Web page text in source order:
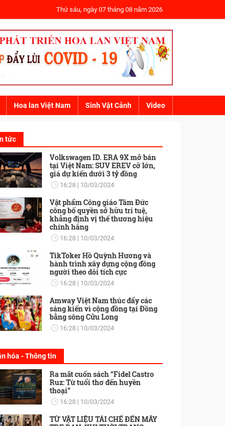
Thứ sáu, ngày 07 tháng 08 năm 2026
Hoa lan Việt Nam Sinh Vật Cảnh Video
tức
Volkswagen ID. ERA 9X mở bán
tại Việt Nam: SUV EREV cỡ lớn,
giá dự kiến dưới 3 tỷ đồng
16:28 10/03/2024
Vật phẩm Công giáo Tâm Đức
công bố quyền sở hữu trí tuệ,
khẳng định vị thế thương hiệu
chính hãng
16:28 10/03/2024
TikToker Hồ Quỳnh Hương và
hành trình xây dựng cộng đồng
người theo dõi tích cực
16:28 10/03/2024
Amway Việt Nam thúc đẩy các
sáng kiến vì cộng đồng tại Đồng
bằng sông Cửu Long
16:28 10/03/2024
hóa - Thông tin
Ra mắt cuốn sách “Fidel Castro
Ruz: Từ tuổi thơ đến huyền
thoại”
16:28 10/03/2024
TỪ VẬT LIỆU TÁI CHẾ ĐẾN MÂY